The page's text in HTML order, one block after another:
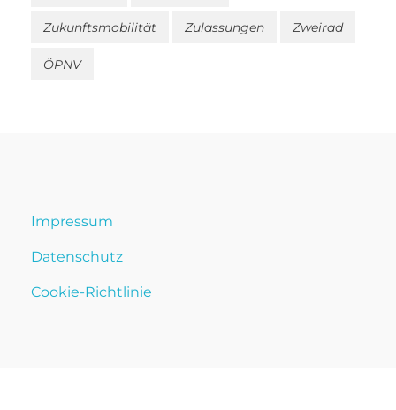
Zukunftsmobilität Zulassungen Zweirad
ÖPNV
Impressum
Datenschutz
Cookie-Richtlinie